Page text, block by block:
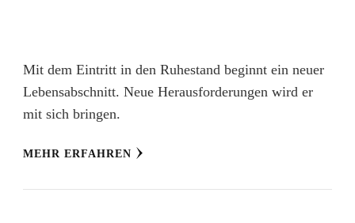
Mit dem Eintritt in den Ruhestand beginnt ein neuer
Lebensabschnitt. Neue Herausforderungen wird er
mit sich bringen.
MEHR ERFAHREN